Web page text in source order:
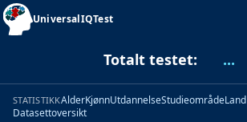
UniversalIQTest
Totalt testet: ...
STATISTIKKAlderKjønnUtdannelseStudieområdeLand
Datasettoversikt